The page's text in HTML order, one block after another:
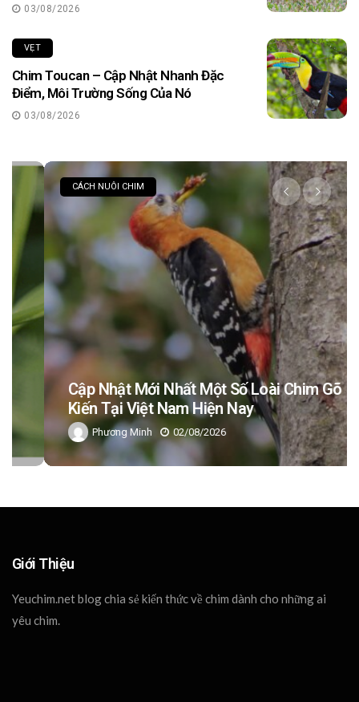
03/08/2026
VẸT
Chim Toucan – Cập Nhật Nhanh Đặc
Điểm, Môi Trường Sống Của Nó
03/08/2026
CÁCH NUÔI CHIM
Cập Nhật Mới Nhất Một Số Loài Chim Gõ
Kiến Tại Việt Nam Hiện Nay
Phương Minh 02/08/2026
Giới Thiệu
Yeuchim.net blog chia sẻ kiến thức về chim dành cho những ai
yêu chim.